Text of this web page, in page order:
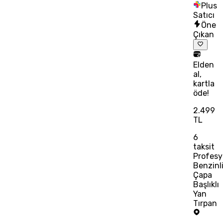
Plus
Satıcı
Öne
Çıkan
Elden
al,
kartla
öde!
2.499
TL
6
taksit
Benzinli
Çapa
Başlıklı
Yan
Tırpan